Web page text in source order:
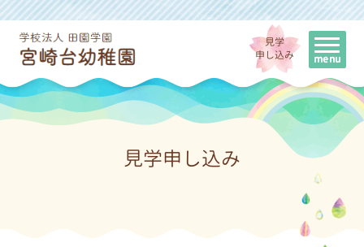
見学
申し込み
見学申し込み